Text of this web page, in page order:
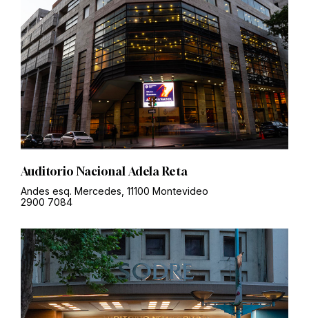
Auditorio Nacional Adela Reta
Andes esq. Mercedes, 11100 Montevideo
2900 7084